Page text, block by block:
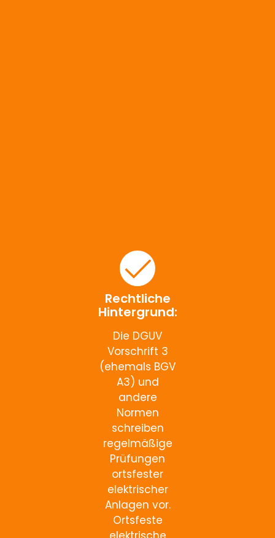
Rechtliche
Hintergrund:
Die DGUV
Vorschrift 3
(ehemals BGV
A3) und
andere
Normen
schreiben
regelmäßige
Prüfungen
ortsfester
elektrischer
Anlagen vor.
Ortsfeste